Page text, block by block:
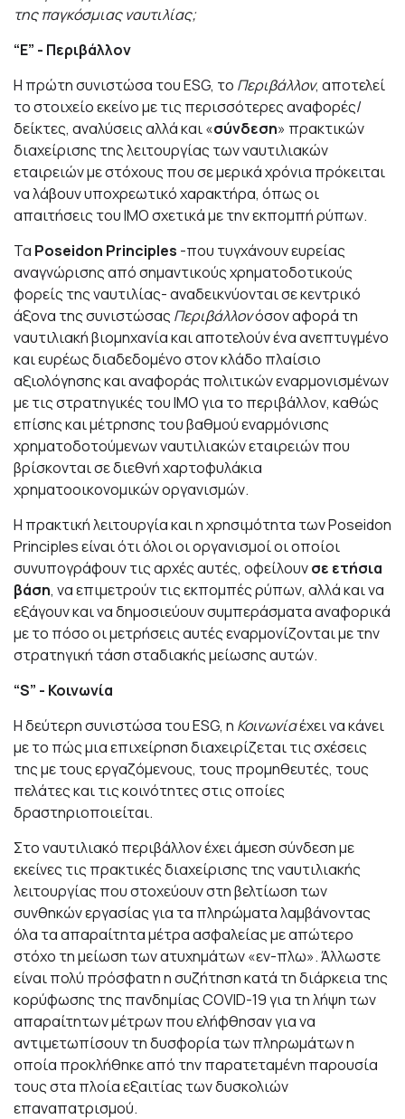
της παγκόσμιας ναυτιλίας;
“E” - Περιβάλλον
Η πρώτη συνιστώσα του ESG, το Περιβάλλον, αποτελεί
το στοιχείο εκείνο με τις περισσότερες αναφορές/
δείκτες, αναλύσεις αλλά και «σύνδεση» πρακτικών
διαχείρισης της λειτουργίας των ναυτιλιακών
εταιρειών με στόχους που σε μερικά χρόνια πρόκειται
να λάβουν υποχρεωτικό χαρακτήρα, όπως οι
απαιτήσεις του ΙΜΟ σχετικά με την εκπομπή ρύπων.
Τα Poseidon Principles -που τυγχάνουν ευρείας
αναγνώρισης από σημαντικούς χρηματοδοτικούς
φορείς της ναυτιλίας- αναδεικνύονται σε κεντρικό
άξονα της συνιστώσας Περιβάλλονόσον αφορά τη
ναυτιλιακή βιομηχανία και αποτελούν ένα ανεπτυγμένο
και ευρέως διαδεδομένο στον κλάδο πλαίσιο
αξιολόγησης και αναφοράς πολιτικών εναρμονισμένων
με τις στρατηγικές του IMO για το περιβάλλον, καθώς
επίσης και μέτρησης του βαθμού εναρμόνισης
χρηματοδοτούμενων ναυτιλιακών εταιρειών που
βρίσκονται σε διεθνή χαρτοφυλάκια
χρηματοοικονομικών οργανισμών.
Η πρακτική λειτουργία και η χρησιμότητα των Poseidon
Principles είναι ότι όλοι οι οργανισμοί οι οποίοι
συνυπογράφουν τις αρχές αυτές, οφείλουνσε ετήσια
βάση, να επιμετρούν τις εκπομπές ρύπων, αλλά και να
εξάγουν και να δημοσιεύουν συμπεράσματα αναφορικά
με το πόσο οι μετρήσεις αυτές εναρμονίζονται με την
στρατηγική τάση σταδιακής μείωσης αυτών.
“S” - Κοινωνία
Η δεύτερη συνιστώσα τουESG, η Κοινωνίαέχει να κάνει
με το πώς μια επιχείρηση διαχειρίζεται τις σχέσεις
της με τους εργαζόμενους, τους προμηθευτές, τους
πελάτες και τις κοινότητες στις οποίες
δραστηριοποιείται.
Στο ναυτιλιακό περιβάλλον έχει άμεση σύνδεση με
εκείνες τις πρακτικές διαχείρισης της ναυτιλιακής
λειτουργίας που στοχεύουν στη βελτίωση των
συνθηκών εργασίας για τα πληρώματα λαμβάνοντας
όλα τα απαραίτητα μέτρα ασφαλείας με απώτερο
στόχο τη μείωση των ατυχημάτων «εν-πλω». Άλλωστε
είναι πολύ πρόσφατη η συζήτηση κατά τη διάρκεια της
κορύφωσης της πανδημίας COVID-19 για τη λήψη των
απαραίτητων μέτρων που ελήφθησαν για να
αντιμετωπίσουν τη δυσφορία των πληρωμάτων η
οποία προκλήθηκε από την παρατεταμένη παρουσία
τους στα πλοία εξαιτίας των δυσκολιών
επαναπατρισμού.